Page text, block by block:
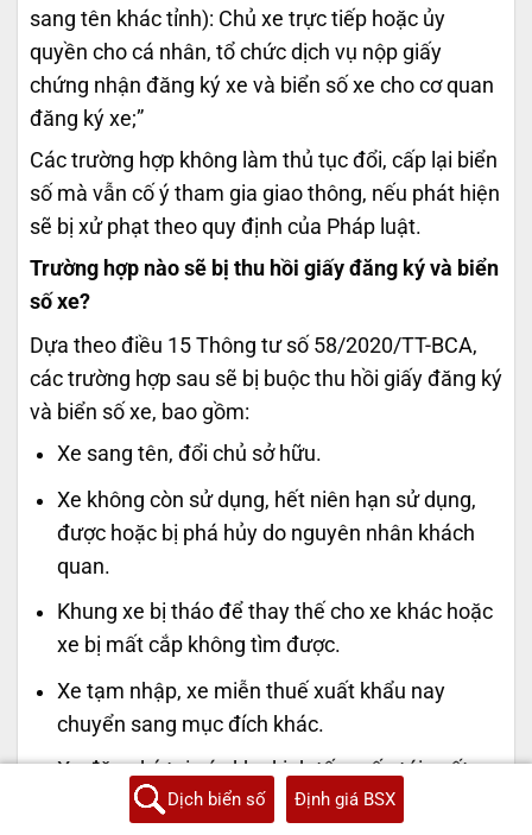
sang tên khác tỉnh): Chủ xe trực tiếp hoặc ủy
quyền cho cá nhân, tổ chức dịch vụ nộp giấy
chứng nhận đăng ký xe và biển số xe cho cơ quan
đăng ký xe;”
Các trường hợp không làm thủ tục đổi, cấp lại biển
số mà vẫn cố ý tham gia giao thông, nếu phát hiện
sẽ bị xử phạt theo quy định của Pháp luật.
Trường hợp nào sẽ bị thu hồi giấy đăng ký và biển
số xe?
Dựa theo điều 15 Thông tư số 58/2020/TT-BCA,
các trường hợp sau sẽ bị buộc thu hồi giấy đăng ký
và biển số xe, bao gồm:
Xe sang tên, đổi chủ sở hữu.
Xe không còn sử dụng, hết niên hạn sử dụng,
được hoặc bị phá hủy do nguyên nhân khách
quan.
Khung xe bị tháo để thay thế cho xe khác hoặc
xe bị mất cắp không tìm được.
Xe tạm nhập, xe miễn thuế xuất khẩu nay
chuyển sang mục đích khác.
Xe đăng ký tại các khu kinh tế muốn tái xuất,
chuyển nhượng vào Việt Nam.
Dịch biển số Định giá BSX